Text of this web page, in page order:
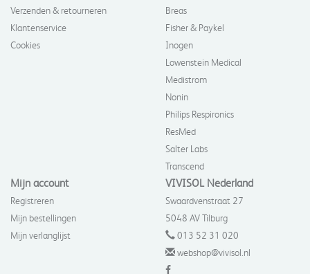
Verzenden & retourneren
Klantenservice
Cookies
Breas
Fisher & Paykel
Inogen
Lowenstein Medical
Medistrom
Nonin
Philips Respironics
ResMed
Salter Labs
Transcend
Mijn account
Registreren
Mijn bestellingen
Mijn verlanglijst
VIVISOL Nederland
Swaardvenstraat 27
5048 AV Tilburg
013 52 31 020
webshop@vivisol.nl